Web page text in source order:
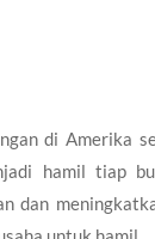
di Amerika
hamil tiap
dan